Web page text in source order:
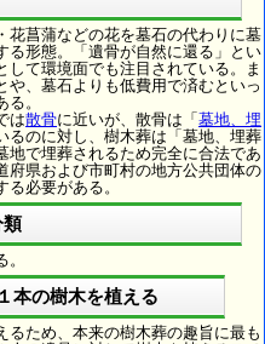
花菖蒲などの花を墓石の代わりに墓
る形態。「遺骨が自然に還る」とい
して環境面でも注目されている。ま
や、墓石よりも低費用で済むといっ
。
は散骨に近いが、散骨は「 墓地、埋
るのに対し、樹木葬は「墓地、埋葬
地で埋葬されるため完全に合法であ
府県および市町村の地方公共団体の
必要がある。
類
本の樹木を植える
るため、本来の樹木葬の趣旨に最も